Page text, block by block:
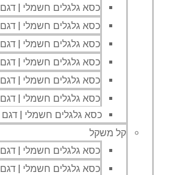
כסא גלגלים חשמלי | דגם D26 | חברת JBH
כסא גלגלים חשמלי | דגם D09 | חברת JBH
כסא גלגלים חשמלי | דגם D10 | חברת JBH
כסא גלגלים חשמלי | דגם D11 | חברת JBH
כסא גלגלים חשמלי | דגם D11A | חברת JBH
כסא גלגלים חשמלי | דגם D12 | חברת JBH
כסא גלגלים חשמלי | דגם D19 | חברת JBH
קל משקל
כסא גלגלים חשמלי | דגם C1 | חברת JBH
כסא גלגלים חשמלי | דגם D03 | חברת JBH